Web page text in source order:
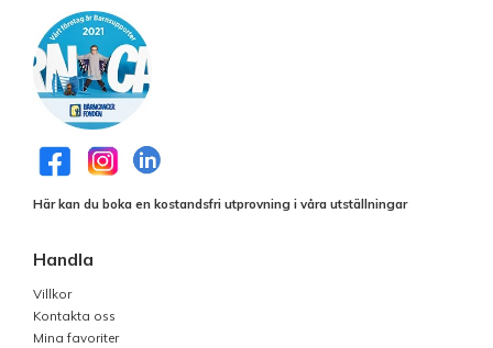
Här kan du boka en kostandsfri utprovning i våra utställningar
Handla
Villkor
Kontakta oss
Mina favoriter